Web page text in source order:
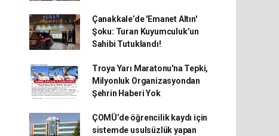
Çanakkale’de 'Emanet Altın'
Şoku: Turan Kuyumculuk’un
Sahibi Tutuklandı!
Troya Yarı Maratonu'na Tepki,
Milyonluk Organizasyondan
Şehrin Haberi Yok
ÇOMÜ’de öğrencilik kaydı için
sistemde usulsüzlük yapan